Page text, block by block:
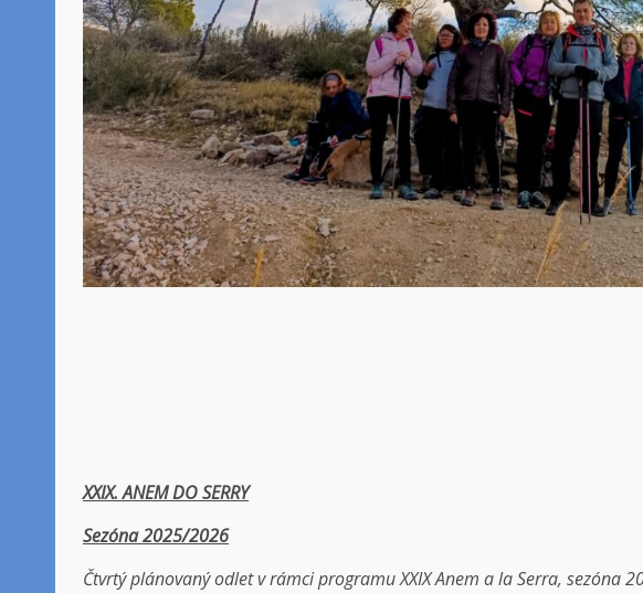
XXIX. ANEM DO SERRY
Sezóna 2025/2026
Čtvrtý plánovaný odlet v rámci programu XXIX Anem a la Serra, sezóna